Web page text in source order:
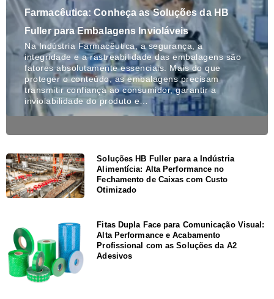
Farmacêutica: Conheça as Soluções da HB
Fuller para Embalagens Invioláveis
Na Indústria Farmacêutica, a segurança, a
integridade e a rastreabilidade das embalagens são
fatores absolutamente essenciais. Mais do que
proteger o conteúdo, as embalagens precisam
transmitir confiança ao consumidor, garantir a
inviolabilidade do produto e…
Soluções HB Fuller para a Indústria
Alimentícia: Alta Performance no
Fechamento de Caixas com Custo
Otimizado
Fitas Dupla Face para Comunicação Visual:
Alta Performance e Acabamento
Profissional com as Soluções da A2
Adesivos